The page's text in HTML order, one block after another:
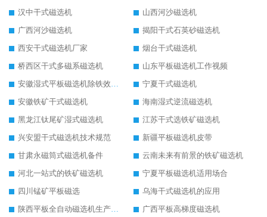
汉中干式磁选机
山西河沙磁选机
广西河沙磁选机
揭阳干式石英砂磁选机
西安干式磁选机厂家
烟台干式磁选机
桥西区干式多磁系磁选机
山东平板磁选机工作视频
安徽湿式平板磁选机除铁效果怎么样
宁夏干式磁选机
安徽铁矿干式磁选机
海南湿式逆流磁选机
黑龙江钛尾矿湿式磁选机
江苏干式选铁矿磁选机
兴安盟干式磁选机技术规范
新疆平板磁选机皮带
甘肃永磁筒式磁选机备件
云南未来有前景的铁矿磁选机
河北一站式的铁矿磁选机
宁夏平板磁选机适用场合
四川锰矿平板磁选
乌海干式磁选机的应用
陕西平板全自动磁选机生产厂家
广西平板高梯度磁选机